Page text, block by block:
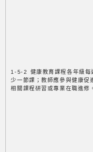
1-5-2 健康教育課程各年級每
少一節課；教師應參與健康促
相關課程研習或專業在職進修